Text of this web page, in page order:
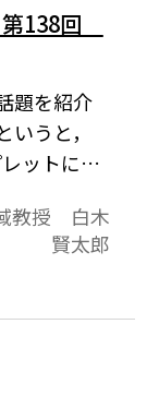
138回
題を紹介
うと，
ットに注
性アミロ
質などは
説が登場
てい
教授 白木
賢太郎